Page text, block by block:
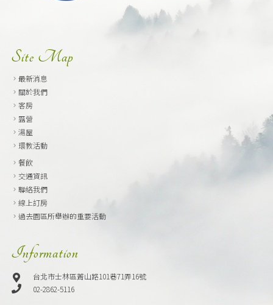
Site Map
最新消息
關於我們
客房
露營
湯屋
環教活動
餐飲
交通資訊
聯絡我們
線上訂房
過去園區所舉辦的重要活動
Information
台北市士林區菁山路101巷71弄16號
02-2862-5116